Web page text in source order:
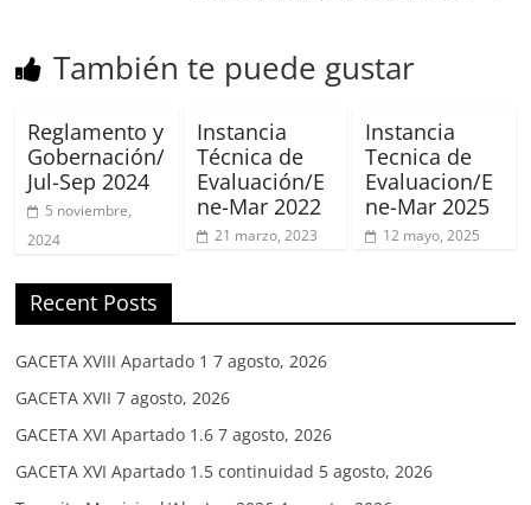
También te puede gustar
Reglamento y
Gobernación/
Jul-Sep 2024
5 noviembre,
2024
Instancia
Técnica de
Evaluación/E
ne-Mar 2022
21 marzo, 2023
Instancia
Tecnica de
Evaluacion/E
ne-Mar 2025
12 mayo, 2025
Recent Posts
GACETA XVIII Apartado 1 7 agosto, 2026
GACETA XVII 7 agosto, 2026
GACETA XVI Apartado 1.6 7 agosto, 2026
GACETA XVI Apartado 1.5 continuidad 5 agosto, 2026